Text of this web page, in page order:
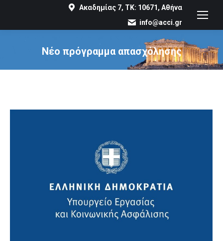
Ακαδημίας 7, ΤΚ: 10671, Αθήνα
info@acci.gr
Νέο πρόγραμμα απασχόλησης
You are here: